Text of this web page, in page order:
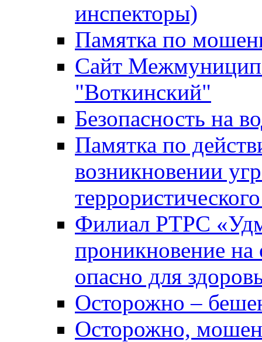
инспекторы)
Памятка по
Сайт
"Воткинский"
Безопасность на
Памятка по
возникновении
Филиал РТРС
проникновение на
опасно для
Осторожно –
Осторожно,